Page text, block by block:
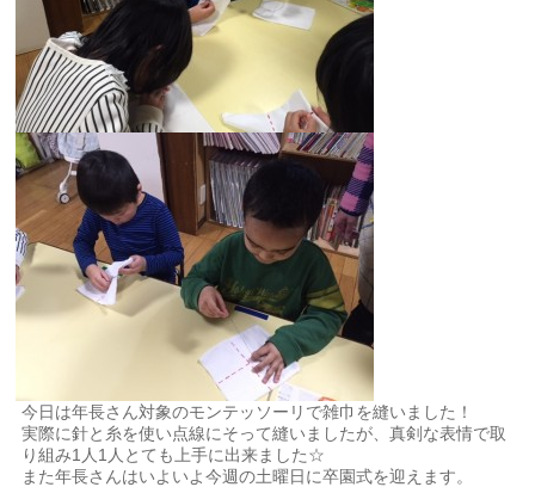
今日は年長さん対象のモンテッソーリで雑巾を縫いました！
実際に針と糸を使い点線にそって縫いましたが、真剣な表情で取
り組み1人1人とても上手に出来ました☆
また年長さんはいよいよ今週の土曜日に卒園式を迎えます。